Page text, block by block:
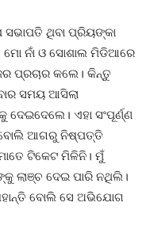
ଥିବା ପ୍ରିୟଙ୍କା
ମୋ ନାଁ ଓ ସୋଶାଲ ମିଡିଆରେ
ପ୍ରଚାର କଲେ। କିନ୍ତୁ
ସମୟ ଆସିଲା
ଦେଇଦେଲେ। ଏହା ସଂପୂର୍ଣ୍ଣ
ବୋଲି ଆଗରୁ ନିଷ୍ପତ୍ତି
ଟିକେଟ ମିଳିନି। ମୁଁ
ଲାଞ୍ଚ ଦେଇ ପାରି ନଥିଲି।
ବୋଲି ସେ ଅଭିଯୋଗ